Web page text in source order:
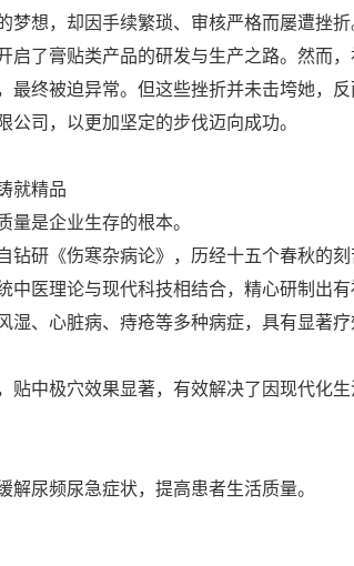
梦想，却因手续繁琐、审核严格而屡遭挫
启了膏贴类产品的研发与生产之路。然而
最终被迫异常。但这些挫折并未击垮她，
公司，以更加坚定的步伐迈向成功。
就精品
量是企业生存的根本。
钻研《伤寒杂病论》，历经十五个春秋的
中医理论与现代科技相结合，精心研制出
湿、心脏病、痔疮等多种病症，具有显著疗
贴中极穴效果显著，有效解决了因现代化生
解尿频尿急症状，提高患者生活质量。